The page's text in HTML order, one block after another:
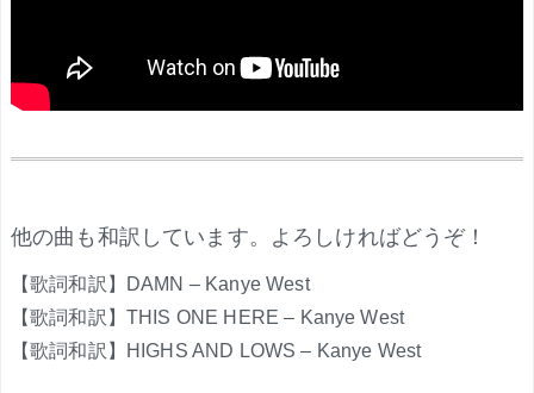
他の曲も和訳しています。よろしければどうぞ！
【歌詞和訳】DAMN – Kanye West
【歌詞和訳】THIS ONE HERE – Kanye West
【歌詞和訳】HIGHS AND LOWS – Kanye West